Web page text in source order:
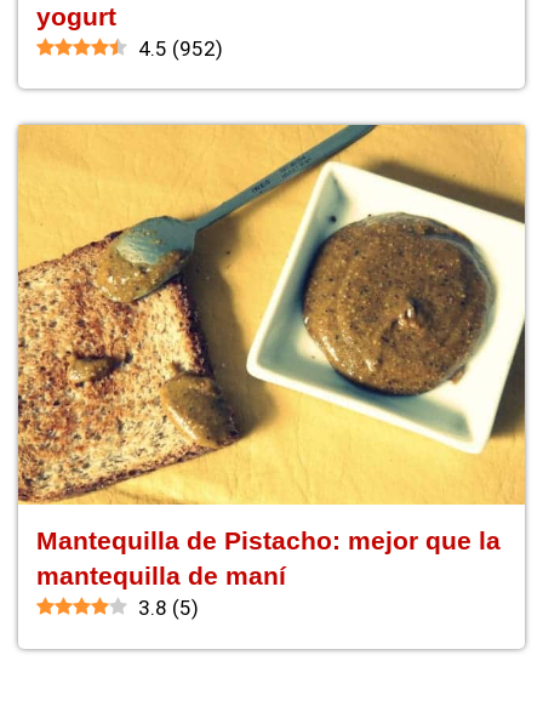
yogurt
4.5 (952)
Mantequilla de Pistacho: mejor que la
mantequilla de maní
3.8 (5)